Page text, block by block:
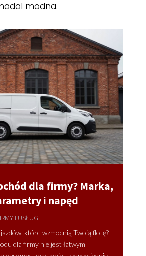
modna.
dla firmy? Marka,
i napęd
I USŁUGI
które wzmocnią Twoją flotę?
dla firmy nie jest łatwym